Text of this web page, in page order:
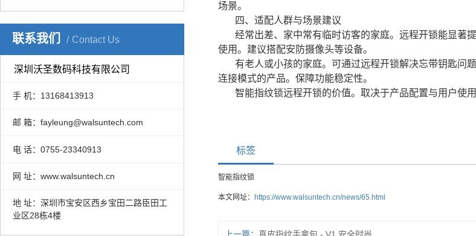
联系我们 Contact Us
深圳沃圣数码科技有限公司
手 机：13168413913
邮 箱：fayleung@walsuntech.com
电 话：0755-23340913
网 址：www.walsuntech.cn
地 址：深圳市宝安区西乡宝田二路臣田工
业区28栋4楼
场景。
四、适配人群与场景建议
经常出差、家中常有临时访客的家庭。远程开锁能显著
使用。建议搭配安防摄像头等设备。
有老人或小孩的家庭。可通过远程开锁解决忘带钥匙问
连接模式的产品。保障功能稳定性。
智能指纹锁远程开锁的价值。取决于产品配置与用户使
标签
智能指纹锁
本文网址： https://www.walsuntech.cn/news/65.html